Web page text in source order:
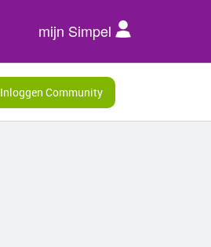
mijn Simpel
Inloggen Community